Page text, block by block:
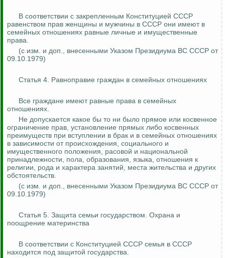
В соответствии с закрепленным Конституцией СССР
равенством прав женщины и мужчины в СССР они имеют в
семейных отношениях равные личные и имущественные
права.
(с изм. и доп., внесенными Указом Президиума ВС СССР от
09.10.1979)
Статья 4. Равноправие граждан в семейных отношениях
Все граждане имеют равные права в семейных
отношениях.
Не допускается какое бы то ни было прямое или косвенное
ограничение прав, установление прямых либо косвенных
преимуществ при вступлении в брак и в семейных отношениях
в зависимости от происхождения, социального и
имущественного положения, расовой и национальной
принадлежности, пола, образования, языка, отношения к
религии, рода и характера занятий, места жительства и других
обстоятельств.
(с изм. и доп., внесенными Указом Президиума ВС СССР от
09.10.1979)
Статья 5. Защита семьи государством. Охрана и
поощрение материнства
В соответствии с Конституцией СССР семья в СССР
находится под защитой государства.